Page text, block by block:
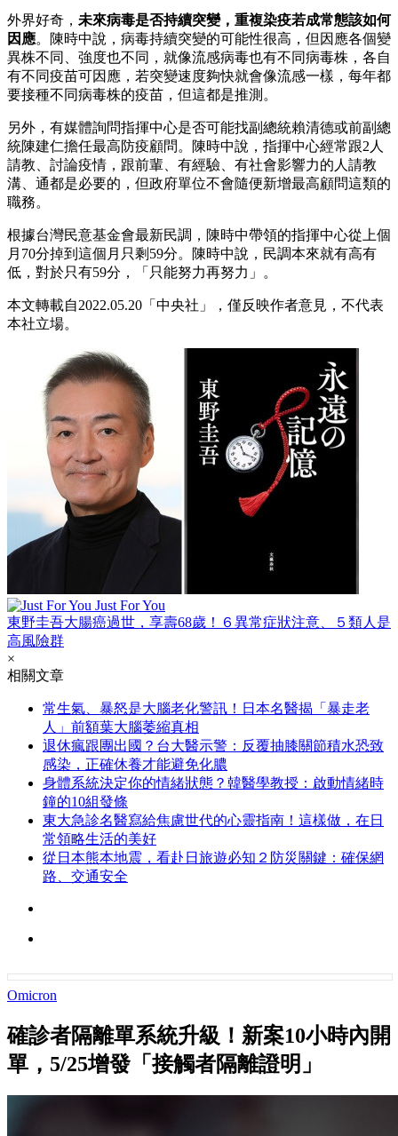
外界好奇， 未來病毒是否持續突變，重複染疫若成常態該如何
因應。陳時中說，病毒持續突變的可能性很高，但因應各個變
異株不同、強度也不同，就像流感病毒也有不同病毒株，各自
有不同疫苗可因應，若突變速度夠快就會像流感一樣，每年都
要接種不同病毒株的疫苗，但這都是推測。
另外，有媒體詢問指揮中心是否可能找副總統賴清德或前副總
統陳建仁擔任最高防疫顧問。陳時中說，指揮中心經常跟2人
請教、討論疫情，跟前輩、有經驗、有社會影響力的人請教
溝、通都是必要的，但政府單位不會隨便新增最高顧問這類的
職務。
根據台灣民意基金會最新民調，陳時中帶領的指揮中心從上個
月70分掉到這個月只剩59分。陳時中說，民調本來就有高有
低，對於只有59分，「只能努力再努力」。
本文轉載自2022.05.20「中央社」，僅反映作者意見，不代表
本社立場。
Just For You
東野圭吾大腸癌過世，享壽68歲！６異常症狀注意、５類人是
高風險群
×
相關文章
常生氣、暴怒是大腦老化警訊！日本名醫揭「暴走老
人」前額葉大腦萎縮真相
退休瘋跟團出國？台大醫示警：反覆抽膝關節積水恐致
感染，正確休養才能避免化膿
身體系統決定你的情緒狀態？韓醫學教授：啟動情緒時
鐘的10組發條
東大急診名醫寫給焦慮世代的心靈指南！這樣做，在日
常領略生活的美好
從日本熊本地震，看赴日旅遊必知２防災關鍵：確保網
路、交通安全
Omicron
確診者隔離單系統升級！新案10小時內開
單，5/25增發「接觸者隔離證明」